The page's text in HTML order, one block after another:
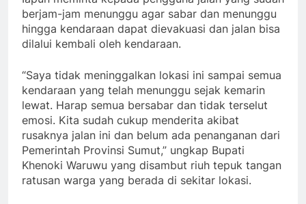
berjam-jam menunggu agar sabar dan menunggu
hingga kendaraan dapat dievakuasi dan jalan bisa
dilalui kembali oleh kendaraan.
“Saya tidak meninggalkan lokasi ini sampai semua
kendaraan yang telah menunggu sejak kemarin
lewat. Harap semua bersabar dan tidak terselut
emosi. Kita sudah cukup menderita akibat
rusaknya jalan ini dan belum ada penanganan dari
Pemerintah Provinsi Sumut,” ungkap Bupati
Khenoki Waruwu yang disambut riuh tepuk tangan
ratusan warga yang berada di sekitar lokasi.